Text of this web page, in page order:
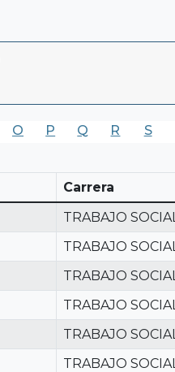
O P Q R S
Carrera
TRABAJO SOCIAL
TRABAJO SOCIAL
TRABAJO SOCIAL
TRABAJO SOCIAL
TRABAJO SOCIAL
TRABAJO SOCIAL